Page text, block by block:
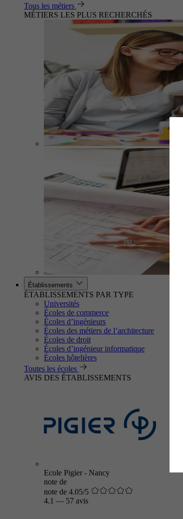
Tous les métiers
MÉTIERS LES PLUS RECHERCHÉS
Établissements
ÉTABLISSEMENTS PAR TYPE
Universités
Écoles de commerce
Écoles d’ingénieurs
Écoles des métiers de l’architecture
Écoles de droit
Écoles d’ingénieur informatique
Écoles hôtelières
Toutes les écoles
AVIS DES ÉTABLISSEMENTS
Ecole Pigier - Nancy
note de
note de 4.05/5
4.1 — 57 avis